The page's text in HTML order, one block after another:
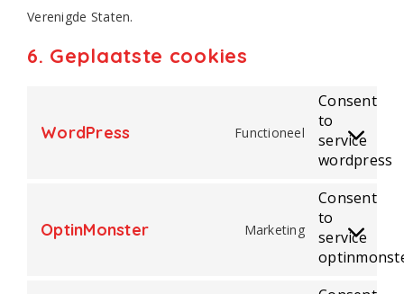
Verenigde Staten.
6. Geplaatste cookies
WordPress Functioneel
Consent
to
service
wordpress
OptinMonster Marketing
Consent
to
service